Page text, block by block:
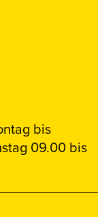
bis
09.00 bis